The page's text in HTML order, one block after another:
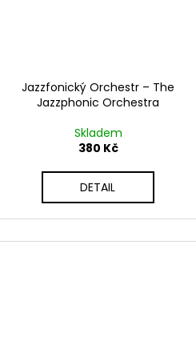
Jazzfonický Orchestr ‎– The
Jazzphonic Orchestra
Skladem
380 Kč
DETAIL